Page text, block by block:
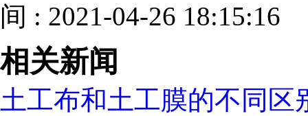
间 : 2021-04-26 18:15:16
相关新闻
土工布和土工膜的不同区